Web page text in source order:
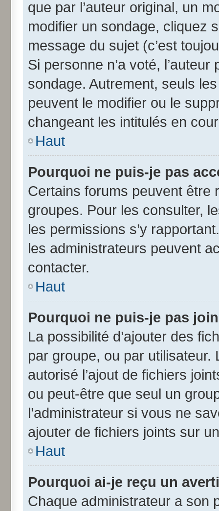
que par l’auteur original, un
modifier un sondage, cliquez
message du sujet (c’est
Si personne n’a voté,
sondage. Autrement, seuls
peuvent le modifier ou le
changeant les intitulés en
Haut
Pourquoi ne puis-je pas
Certains forums peuvent être
groupes. Pour les consulter,
les permissions s’y
les administrateurs peuvent
contacter.
Haut
Pourquoi ne puis-je pas
La possibilité d’ajouter des
par groupe, ou par utilisateur.
autorisé l’ajout de fichiers
ou peut-être que seul un
l’administrateur si vous ne
ajouter de fichiers joints sur
Haut
Pourquoi ai-je reçu un
Chaque administrateur a son